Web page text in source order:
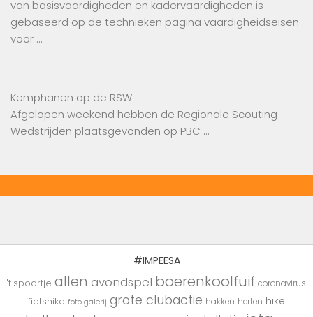
van basisvaardigheden en kadervaardigheden is
gebaseerd op de technieken pagina vaardigheidseisen
voor …
Kemphanen op de RSW
Afgelopen weekend hebben de Regionale Scouting
Wedstrijden plaatsgevonden op PBC …
#IMPEESA
't spoortje allen avondspel boerenkoolfuif coronavirus
fietshike foto galerij grote clubactie hakken herten hike